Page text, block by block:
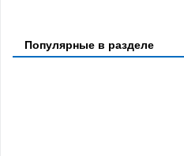
Популярные в разделе